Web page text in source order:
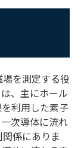
を測定する役
、主にホール
利用した素子
次導体に流れ
係にありま